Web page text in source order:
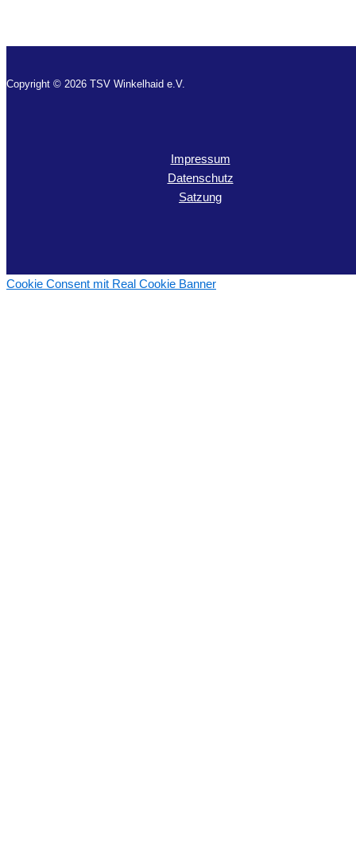
Copyright © 2026 TSV Winkelhaid e.V.
Impressum
Datenschutz
Satzung
Cookie Consent mit Real Cookie Banner